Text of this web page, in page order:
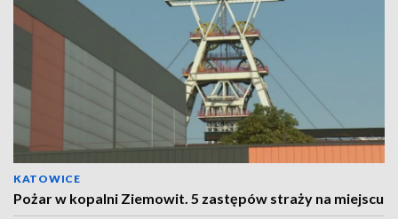
KATOWICE
Pożar w kopalni Ziemowit. 5 zastępów straży na miejscu